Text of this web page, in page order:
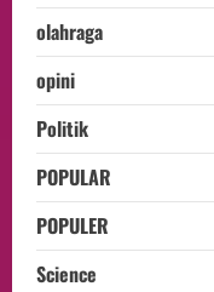
olahraga
opini
Politik
POPULAR
POPULER
Science